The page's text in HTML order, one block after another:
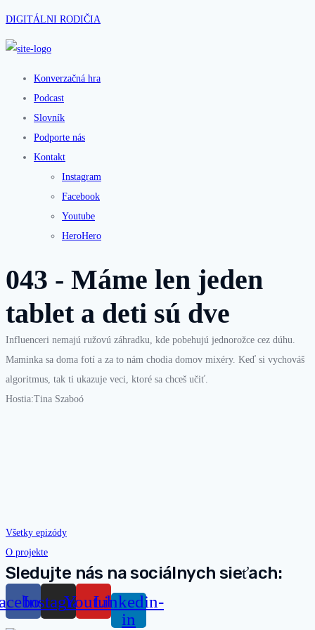
DIGITÁLNI RODIČIA
Konverzačná hra
Podcast
Slovník
Podporte nás
Kontakt
Instagram
Facebook
Youtube
HeroHero
043 - Máme len jeden
tablet a deti sú dve
Influenceri nemajú ružovú záhradku, kde pobehujú jednorožce cez dúhu.
Maminka sa doma fotí a za to nám chodia domov mixéry. Keď si vychováš
algoritmus, tak ti ukazuje veci, ktoré sa chceš učiť.
Hostia:Tina Szaboó
Všetky epizódy
O projekte
Sledujte nás na sociálnych sieťach:
InstagramYoutubeLinkedin-
in